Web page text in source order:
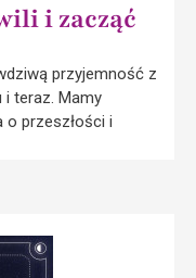
i zacząć
przyjemność z
i teraz. Mamy
o przeszłości i